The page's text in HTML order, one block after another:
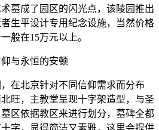
墓成了园区的闪光点，该陵园推出
生平设计专用纪念设施，当然价格
般在15万元以上。
与永恒的安顿
在北京针对不同信仰需求而分布
旺，主教堂呈现十字架造型，与圣
区依据教区来进行划分，墓碑全都
字，显得简洁又素雅，这里会提供